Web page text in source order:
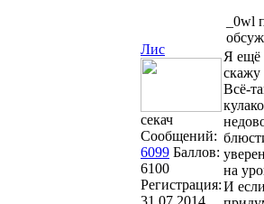
Лис
секач
Сообщений:
6099 Баллов:
6100
Регистрация:
_0wl
Я ещё
скажу
Всё-
на
И